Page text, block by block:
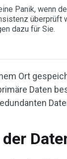
Panik, wenn
überprüft
dazu für Sie.
Ort
Daten